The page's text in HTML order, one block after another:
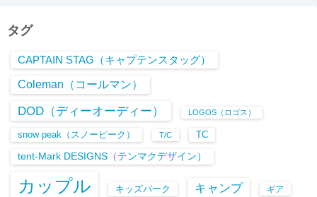
タグ
CAPTAIN STAG（キャプテンスタッグ）
Coleman（コールマン）
DOD（ディーオーディー） LOGOS（ロゴス）
snow peak（スノーピーク） T/C TC
tent-Mark DESIGNS（テンマクデザイン）
カップル キッズパーク キャンプ ギア